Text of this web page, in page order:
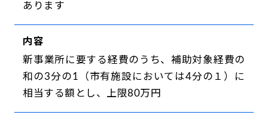
あります
内容
新事業所に要する経費のうち、補助対象経費の
和の3分の1（市有施設においては4分の１）に
相当する額とし、上限80万円